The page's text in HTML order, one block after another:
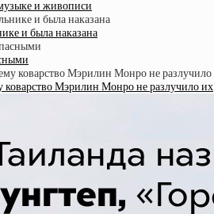
и живописи
и была наказана
Мэрилин Монро не разлучило их